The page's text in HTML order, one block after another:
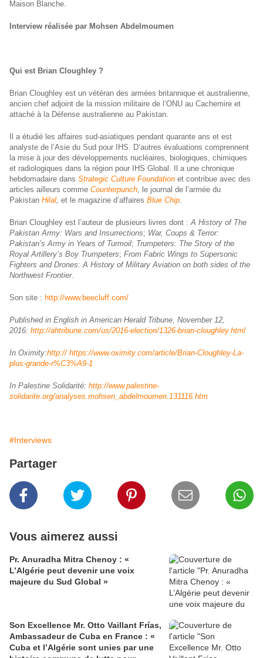
Maison Blanche.
Interview réalisée par Mohsen Abdelmoumen
Qui est Brian Cloughley ?
Brian Cloughley est un vétéran des armées britannique et australienne,
ancien chef adjoint de la mission militaire de l’ONU au Cachemire et
attaché à la Défense australienne au Pakistan.
Il a étudié les affaires sud-asiatiques pendant quarante ans et est
analyste de l’Asie du Sud pour IHS. D’autres évaluations comprennent
la mise à jour des développements nucléaires, biologiques, chimiques
et radiologiques dans la région pour IHS Global. Il a une chronique
hebdomadaire dans Strategic Culture Foundation et contribue avec des
articles ailleurs comme Counterpunch, le journal de l’armée du
Pakistan Hilal, et le magazine d’affaires Blue Chip.
Brian Cloughley est l’auteur de plusieurs livres dont :A History of The
Pakistan Army: Wars and Insurrections; War, Coups & Terror:
Pakistan’s Army in Years of Turmoil; Trumpeters: The Story of the
Royal Artillery’s Boy Trumpeters; From Fabric Wings to Supersonic
Fighters and Drones: A History of Military Aviation on both sides of the
Northwest Frontier.
Son site : http://www.beecluff.com/
Published in English in American Herald Tribune, November 12,
2016: http://ahtribune.com/us/2016-election/1326-brian-cloughley.html
In Oximity:http:// https://www.oximity.com/article/Brian-Cloughley-La-
plus-grande-r%C3%A9-1
In Palestine Solidarité: http://www.palestine-
solidarite.org/analyses.mohsen_abdelmoumen.131116.htm
#Interviews
Partager
Vous aimerez aussi
Pr. Anuradha Mitra Chenoy : «
L’Algérie peut devenir une voix
majeure du Sud Global »
Son Excellence Mr. Otto Vaillant Frías,
Ambassadeur de Cuba en France : «
Cuba et l’Algérie sont unies par une